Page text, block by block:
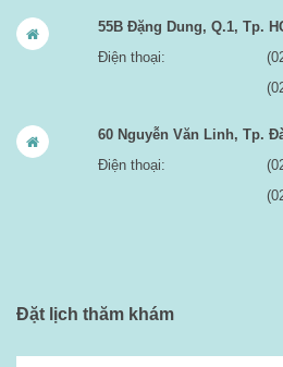
55B Đặng Dung, Q.1, Tp.
Điện thoại:
60 Nguyễn Văn Linh, Tp.
Điện thoại:
Đặt lịch thăm khám